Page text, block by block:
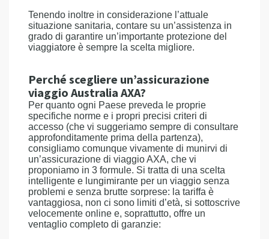
Tenendo inoltre in considerazione l’attuale
situazione sanitaria, contare su un’assistenza in
grado di garantire un’importante protezione del
viaggiatore è sempre la scelta migliore.
Perché scegliere un’assicurazione
viaggio Australia AXA?
Per quanto ogni Paese preveda le proprie
specifiche norme e i propri precisi criteri di
accesso (che vi suggeriamo sempre di consultare
approfonditamente prima della partenza),
consigliamo comunque vivamente di munirvi di
un’assicurazione di viaggio AXA, che vi
proponiamo in 3 formule. Si tratta di una scelta
intelligente e lungimirante per un viaggio senza
problemi e senza brutte sorprese: la tariffa è
vantaggiosa, non ci sono limiti d’età, si sottoscrive
velocemente online e, soprattutto, offre un
ventaglio completo di garanzie: